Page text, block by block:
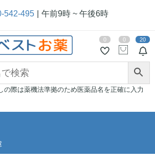
542-495 午前9時 ~ 午後6時
20
0 0
の際は薬機法準拠のため医薬品名を正確に入力